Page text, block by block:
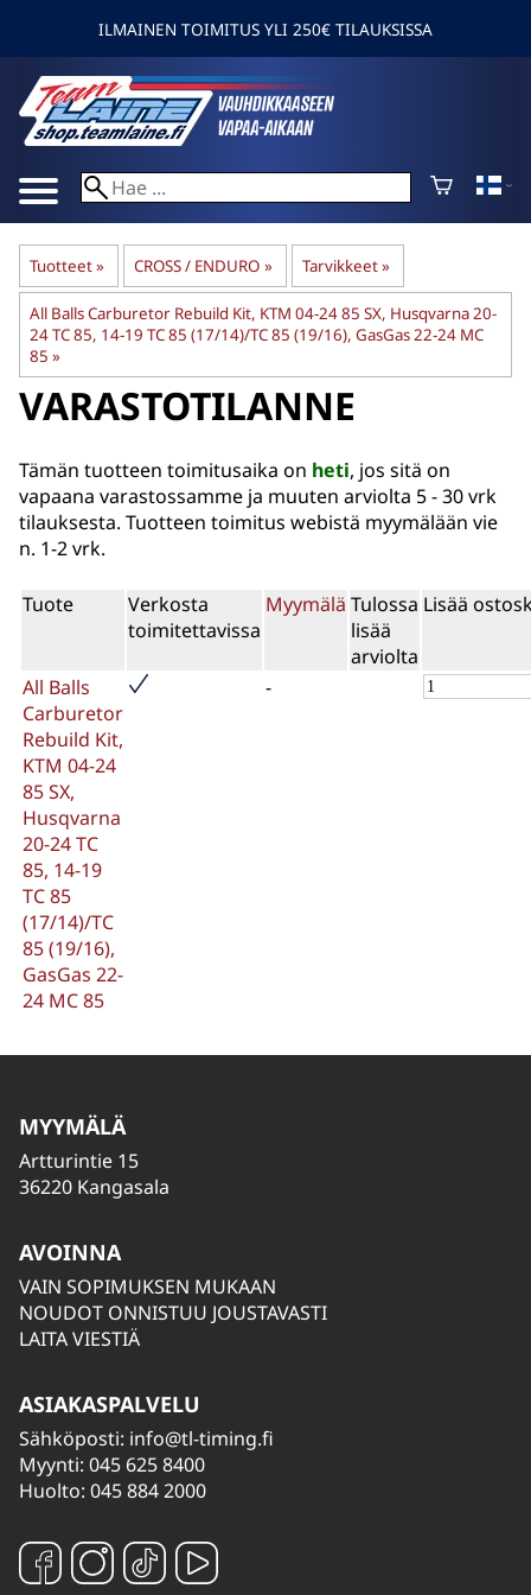
ILMAINEN TOIMITUS YLI 250€ TILAUKSISSA
Tuotteet‪» CROSS / ENDURO ‪» Tarvikkeet‪»
All Balls Carburetor Rebuild Kit, KTM 04-24 85 SX, Husqvarna 20-
24 TC 85, 14-19 TC 85 (17/14)/TC 85 (19/16), GasGas 22-24 MC
85 ‪»
VARASTOTILANNE
Tämän tuotteen toimitusaika on heti, jos sitä on
vapaana varastossamme ja muuten arviolta 5 - 30 vrk
tilauksesta. Tuotteen toimitus webistä myymälään vie
n. 1-2 vrk.
Tuote
Verkosta
toimitettavissa
Myymälä Tulossa
lisää
arviolta
Lisää
All Balls
Carburetor
Rebuild Kit,
KTM 04-24
85 SX,
Husqvarna
20-24 TC
85, 14-19
TC 85
(17/14)/TC
85 (19/16),
GasGas 22-
24 MC 85
-
MYYMÄLÄ
Artturintie 15
36220 Kangasala
AVOINNA
VAIN SOPIMUKSEN MUKAAN
NOUDOT ONNISTUU JOUSTAVASTI
LAITA VIESTIÄ
ASIAKASPALVELU
Sähköposti: info@tl-timing.fi
Myynti: 045 625 8400
Huolto: 045 884 2000